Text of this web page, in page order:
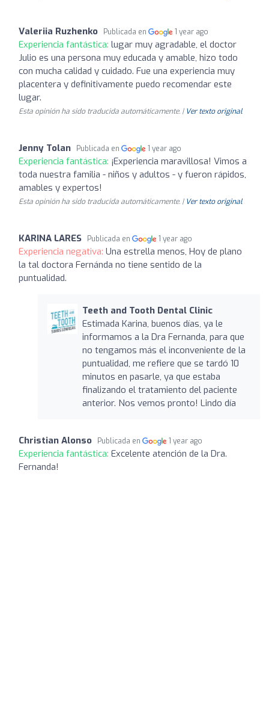
Valeriia Ruzhenko Publicada en 1 year ago
Experiencia fantástica: lugar muy agradable, el doctor
Julio es una persona muy educada y amable, hizo todo
con mucha calidad y cuidado. Fue una experiencia muy
placentera y definitivamente puedo recomendar este
lugar.
Esta opinión ha sido traducida automáticamente. | Ver texto original
Jenny Tolan Publicada en 1 year ago
Experiencia fantástica: ¡Experiencia maravillosa! Vimos a
toda nuestra familia - niños y adultos - y fueron rápidos,
amables y expertos!
Esta opinión ha sido traducida automáticamente. | Ver texto original
KARINA LARES Publicada en 1 year ago
Experiencia negativa: Una estrella menos, Hoy de plano
la tal doctora Fernánda no tiene sentido de la
puntualidad.
Teeth and Tooth Dental Clinic
Estimada Karina, buenos días, ya le
informamos a la Dra Fernanda, para que
no tengamos más el inconveniente de la
puntualidad, me refiere que se tardó 10
minutos en pasarle, ya que estaba
finalizando el tratamiento del paciente
anterior. Nos vemos pronto! Lindo día
Christian Alonso Publicada en 1 year ago
Experiencia fantástica: Excelente atención de la Dra.
Fernanda!